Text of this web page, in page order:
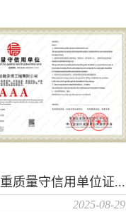
重质量守信用单位证...
2025-08-29